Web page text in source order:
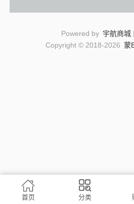
Powered by 宇航商城 |
Copyright © 2018-2026 蒙

首页

分类